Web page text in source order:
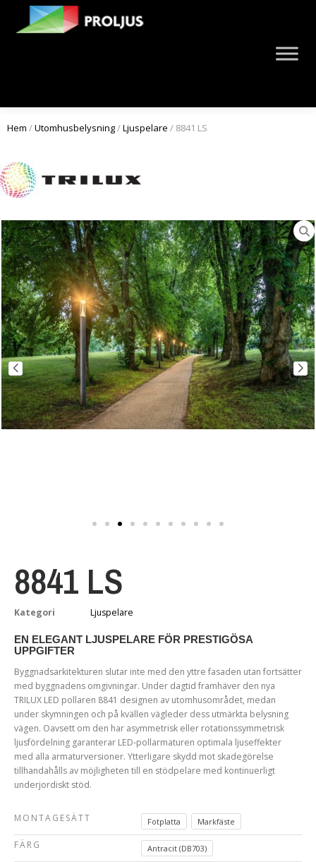
Hem /Utomhusbelysning/Ljuspelare / 8841 LS
8841 LS
Kategori Ljuspelare
EN ELEGANT LJUSPELARE FÖR PRESTIGÖSA
UPPGIFTER
Byggnadsarkitekturen slutar inte med den yttre fasaden utan fortsätter
med byggnadens omgivningar. Under dagtid framhäver den nya
TRILUX LED pollaren 8841 designen av utomhusområdet, medan
under skymningen och på kvällen vägleder dess utmärkta belysning
vägen. Oavsett om den har asymmetrisk eller rotationssymmetrisk
ljusfördelning garanterar LED-pollarmaturen optimala ljuseffekter
med alla armaturversioner. Ytterligare skydd mot skadegörelse
tillhandahålls av möjligheten till en stödpelare med kontinuerligt
underjordiskt stöd.
MONTAGESÄTT Fotplatta Markfäste
FÄRG Antracit (DB703)